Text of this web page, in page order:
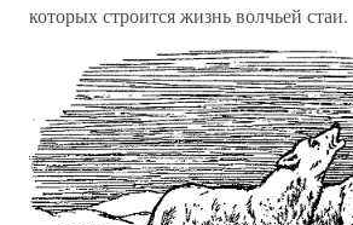
которых строится жизнь волчьей стаи.